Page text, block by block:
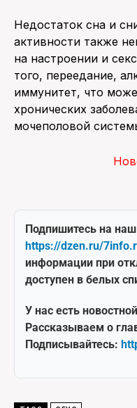
Недостаток сна и
активности также
на настроении и
того, переедание,
иммунитет, что
хронических
мочеполовой
Подпишитесь на
https://dzen.ru/
информации при
доступен в белых
У нас есть
Рассказываем о
Подписывайтесь: